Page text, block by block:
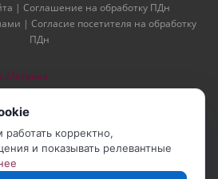
| Соглашение на обработку ПДн
| Согласие посетителя на обработку
ПДн
корректно,
и показывать релевантные